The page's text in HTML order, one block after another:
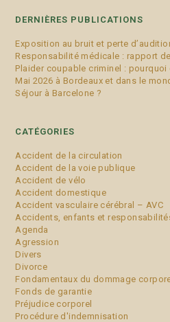
DERNIÈRES PUBLICATIONS
Exposition au bruit et perte
Responsabilité médicale : rapport
Plaider coupable criminel : pourquoi
Mai 2026 à Bordeaux et dans le
Séjour à Barcelone ?
CATÉGORIES
Accident de la circulation
Accident de la voie publique
Accident de vélo
Accident domestique
Accident vasculaire cérébral – AVC
Accidents, enfants et
Agenda
Agression
Divers
Divorce
Fondamentaux du dommage
Fonds de garantie
Préjudice corporel
Procédure d'indemnisation